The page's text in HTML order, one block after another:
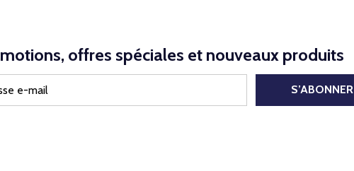
offres spéciales et nouveaux produits
S’ABONNER